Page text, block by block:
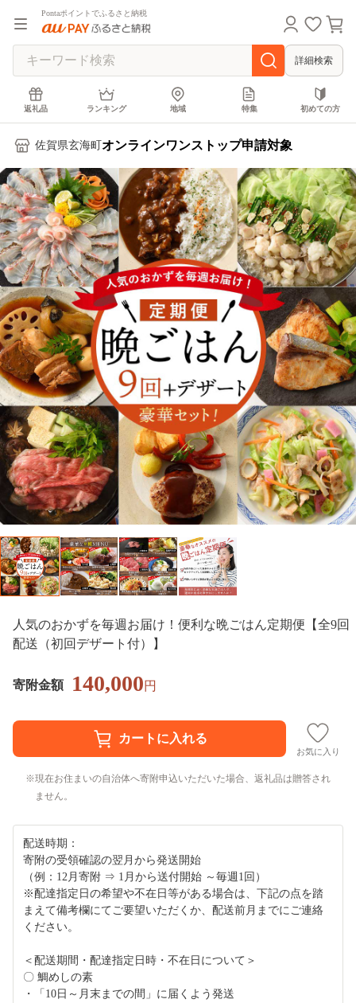
Pontaポイントでふるさと納税
詳細検索
返礼品 ランキング 地域 特集 初めての方
佐賀県玄海町 オンラインワンストップ申請対象
人気のおかずを毎週お届け！便利な晩ごはん定期便【全9回
配送（初回デザート付）】
寄附金額 140,000円
お気に入り
現在お住まいの自治体へ寄附申込いただいた場合、返礼品は贈答され
ません。
配送時期：
寄附の受領確認の翌月から発送開始
（例：12月寄附 ⇒ 1月から送付開始 ～毎週1回）
※配達指定日の希望や不在日等がある場合は、下記の点を踏
まえて備考欄にてご要望いただくか、配送前月までにご連絡
ください。
＜配送期間・配達指定日時・不在日について＞
〇 鯛めしの素
・「10日～月末までの間」に届くよう発送